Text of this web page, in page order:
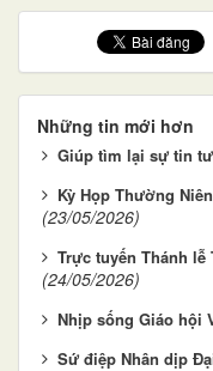
Những tin mới hơn
Giúp tìm lại sự tin
Kỳ Họp Thường
(23/05/2026)
Trực tuyến Thánh lễ
(24/05/2026)
Nhịp sống Giáo hội
Sứ điệp Nhân dịp